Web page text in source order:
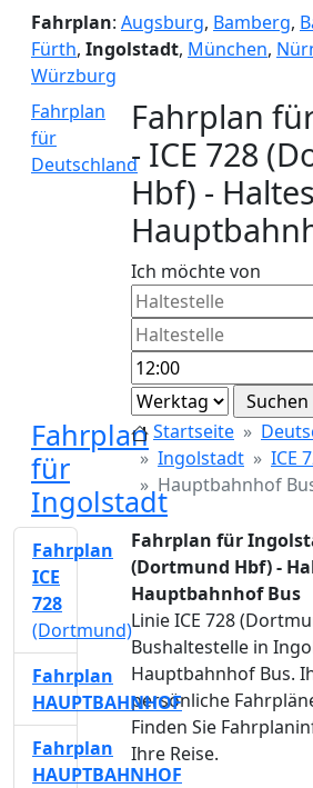
Fahrplan: Augsburg, Bamberg,
Fürth, Ingolstadt, München,
Würzburg
Fahrplan
für
Deutschland
Fahrplan
- ICE 728
Hbf) -
Ich möchte von
Fahrplan
für
Ingolstadt
Startseite
Ingolstadt
ICE
Hauptbahnhof
Fahrplan für
(Dortmund Hbf) -
Hauptbahnhof Bus
Linie ICE 728
Bushaltestelle in
Hauptbahnhof Bus.
persönliche
Finden Sie
Ihre Reise.
Fahrplan
ICE
728
(Dortmund)
Fahrplan
HAUPTBAHNHOF
Fahrplan
HAUPTBAHNHOF